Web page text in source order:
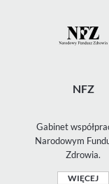
NFZ
Gabinet
Narodowym
Zdrowia.
WIĘCEJ